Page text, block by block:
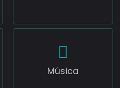
Música